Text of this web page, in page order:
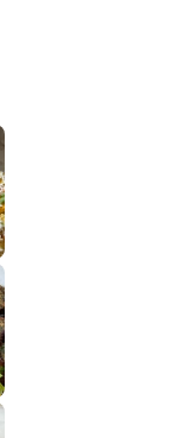
גבינה בולגרית מעודנת מ
קריספיים ממכרים
לחם מחבת
אז מה בשבילכם? בפ
לתשעת הימים,אורז
ככה? ההסבר בסרטו
מז׳ווז׳ין או בתרגוםשייטל